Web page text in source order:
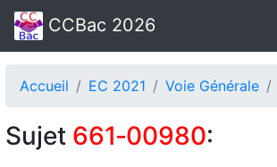
CCBac 2026
Accueil EC 2021 Voie Générale
Sujet 661‑00980: